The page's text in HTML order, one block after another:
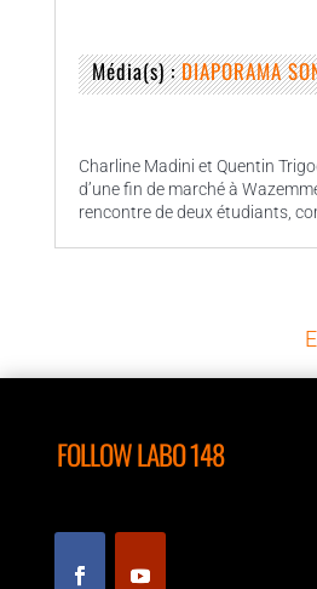
Média(s) :DIAPORAMA
Charline Madini et Quentin
d’une fin de marché à
rencontre de deux étudiants,
FOLLOW LABO 148